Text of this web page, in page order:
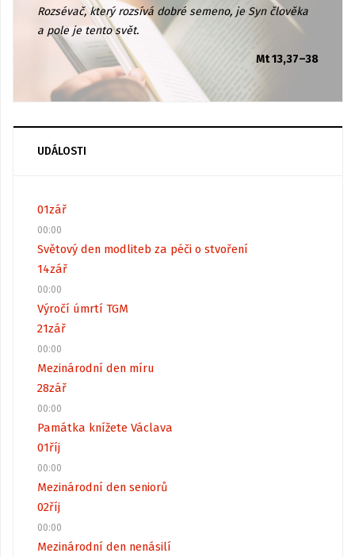
Rozsévač, který rozsívá dobré semeno, je Syn člověka
a pole je tento svět.
Mt 13,37–38
UDÁLOSTI
01zář
00:00
Světový den modliteb za péči o stvoření
14zář
00:00
Výročí úmrtí TGM
21zář
00:00
Mezinárodní den míru
28zář
00:00
Památka knížete Václava
01říj
00:00
Mezinárodní den seniorů
02říj
00:00
Mezinárodní den nenásilí